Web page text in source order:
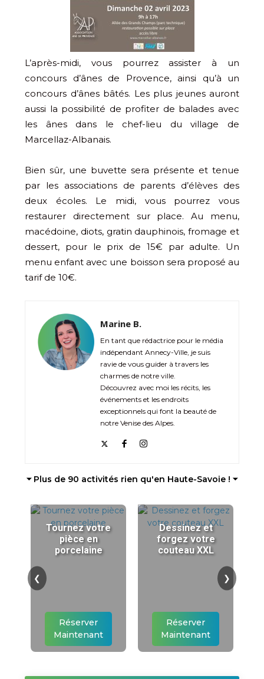
L’après-midi, vous pourrez assister à un
concours d’ânes de Provence, ainsi qu’à un
concours d’ânes bâtés. Les plus jeunes auront
aussi la possibilité de profiter de balades avec
les ânes dans le chef-lieu du village de
Marcellaz-Albanais.
Bien sûr, une buvette sera présente et tenue
par les associations de parents d’élèves des
deux écoles. Le midi, vous pourrez vous
restaurer directement sur place. Au menu,
macédoine, diots, gratin dauphinois, fromage et
dessert, pour le prix de 15€ par adulte. Un
menu enfant avec une boisson sera proposé au
tarif de 10€.
Marine B.
En tant que rédactrice pour le média
indépendant Annecy-Ville, je suis
ravie de vous guider à travers les
charmes de notre ville.
Découvrez avec moi les récits, les
événements et les endroits
exceptionnels qui font la beauté de
notre Venise des Alpes.
⏷ Plus de 90 activités rien qu'en Haute-Savoie ! ⏷
Tournez votre
pièce en
porcelaine
Réserver
Maintenant
Dessinez et
forgez votre
couteau XXL
Réserver
Maintenant
❮ ❯